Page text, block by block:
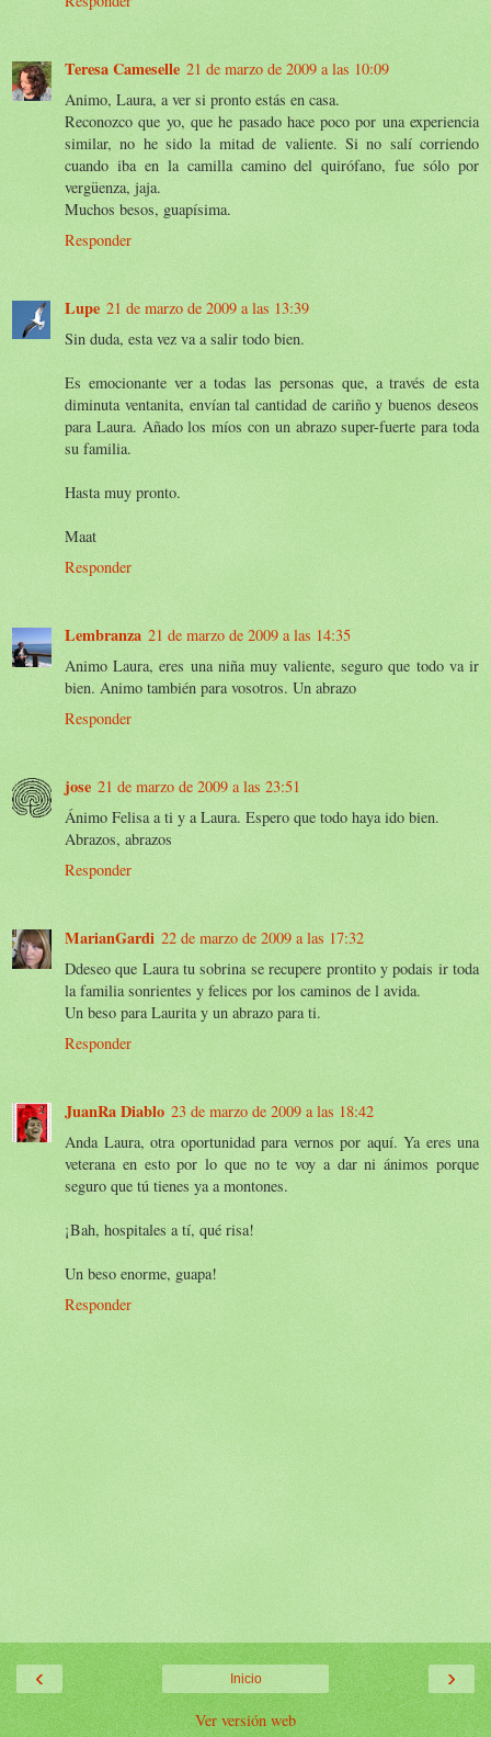
Teresa Cameselle 21 de marzo de 2009 a las 10:09
Animo, Laura, a ver si pronto estás en casa.
Reconozco que yo, que he pasado hace poco por una experiencia
similar, no he sido la mitad de valiente. Si no salí corriendo
cuando iba en la camilla camino del quirófano, fue sólo por
vergüenza, jaja.
Muchos besos, guapísima.
Responder
Lupe 21 de marzo de 2009 a las 13:39
Sin duda, esta vez va a salir todo bien.
Es emocionante ver a todas las personas que, a través de esta
diminuta ventanita, envían tal cantidad de cariño y buenos deseos
para Laura. Añado los míos con un abrazo super-fuerte para toda
su familia.
Hasta muy pronto.
Maat
Responder
Lembranza 21 de marzo de 2009 a las 14:35
Animo Laura, eres una niña muy valiente, seguro que todo va ir
bien. Animo también para vosotros. Un abrazo
Responder
jose 21 de marzo de 2009 a las 23:51
Ánimo Felisa a ti y a Laura. Espero que todo haya ido bien.
Abrazos, abrazos
Responder
MarianGardi 22 de marzo de 2009 a las 17:32
Ddeseo que Laura tu sobrina se recupere prontito y podais ir toda
la familia sonrientes y felices por los caminos de l avida.
Un beso para Laurita y un abrazo para ti.
Responder
JuanRa Diablo 23 de marzo de 2009 a las 18:42
Anda Laura, otra oportunidad para vernos por aquí. Ya eres una
veterana en esto por lo que no te voy a dar ni ánimos porque
seguro que tú tienes ya a montones.
¡Bah, hospitales a tí, qué risa!
Un beso enorme, guapa!
Responder
‹ ›
Inicio
Ver versión web